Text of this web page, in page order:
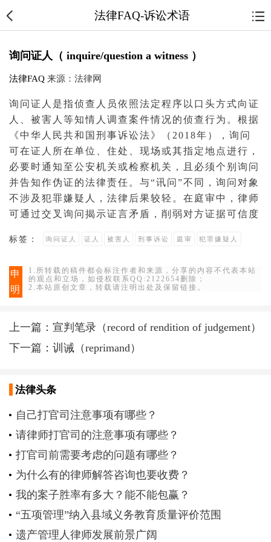
法律FAQ-诉讼术语
询问证人（ inquire/question a witness ）
法律FAQ来源：法律网
询问证人是指侦查人员依照法定程序以口头方式向证
人、被害人等知情人调查案件情况的侦查行为。根据
《中华人民共和国刑事诉讼法》（2018年），询问
可在证人所在单位、住处、现场或其指定地点进行，
必要时通知至公安机关或检察机关 ，且必须个别询问
并告知作伪证的法律责任。与“讯问”不同，询问对象
不涉及犯罪嫌疑人 ，法律后果较轻。在 庭审 中，律师
可通过交叉询问揭示证言矛盾，削弱对方证据可信度
标签： 询问证人 证人 被害人 刑事诉讼 庭审 犯罪嫌疑人
申
明
1.所转载的稿件都会标注作者和来源，分享的内容不代表本站
的观点和立场，如侵权联系QQ:2122654删除；
2.本站原创文章，转载请注明出处及保留链接。
上一篇：宣判笔录（record of rendition of judgement）
下一篇：训诫（reprimand）
法律头条
自己打官司注意事项有哪些？
请律师打官司的注意事项有哪些？
打官司前需要考虑的问题有哪些？
为什么有的律师解答咨询也要收费？
我的案子胜率有多大？能不能包赢？
“五项管理”纳入县域义务教育质量评价范围
遗产管理人律师发展前景广阔